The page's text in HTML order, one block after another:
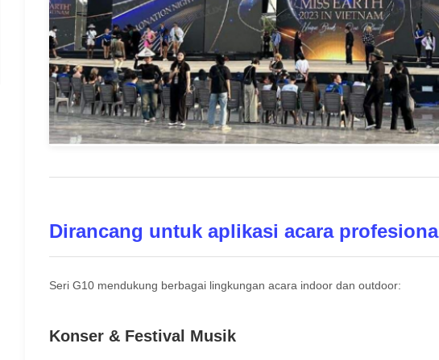
Dirancang untuk aplikasi acara
Seri G10 mendukung berbagai lingkungan acara indoor dan outdoor:
Konser & Festival Musik